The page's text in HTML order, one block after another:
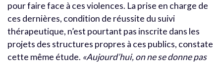
pour faire face à ces violences. La prise en charge de
ces dernières, condition de réussite du suivi
thérapeutique, n’est pourtant pas inscrite dans les
projets des structures propres à ces publics, constate
cette même étude. «Aujourd’hui, on ne se donne pas